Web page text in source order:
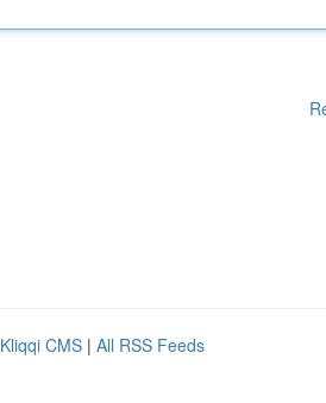
Kliqqi CMS | All RSS Feeds